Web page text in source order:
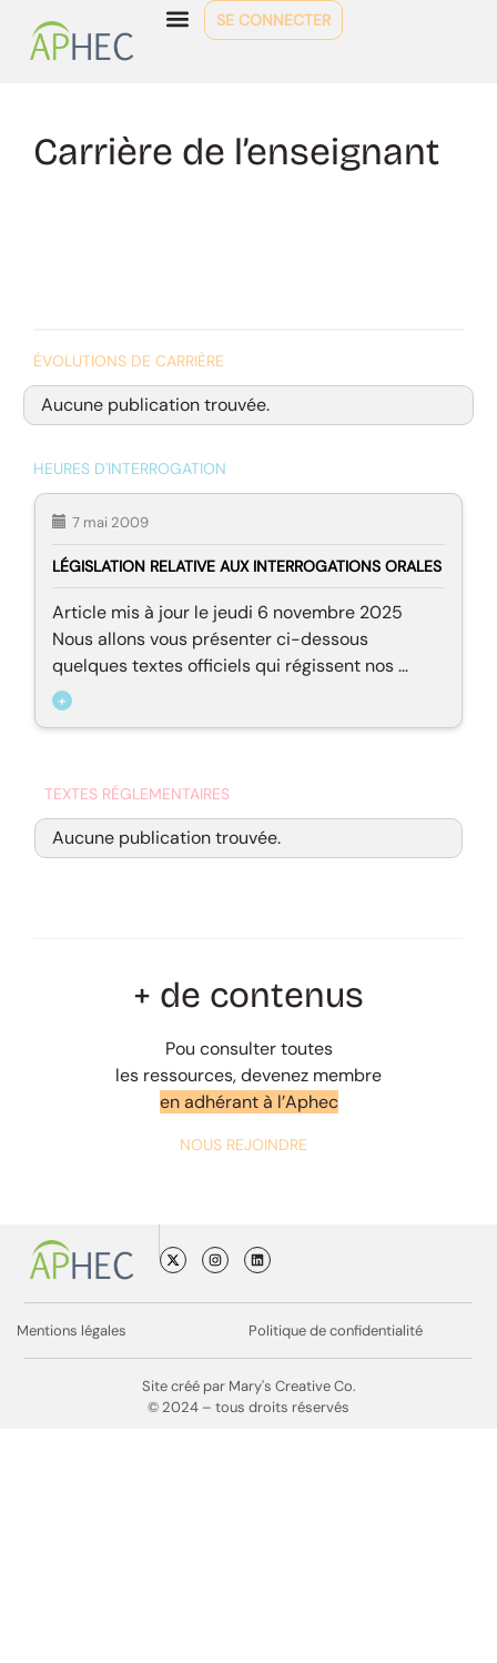
SE CONNECTER
Carrière de l’enseignant
ÉVOLUTIONS DE CARRIÈRE
Aucune publication trouvée.
HEURES D'INTERROGATION
7 mai 2009
LÉGISLATION RELATIVE AUX INTERROGATIONS ORALES
Article mis à jour le jeudi 6 novembre 2025
Nous allons vous présenter ci-dessous
quelques textes officiels qui régissent nos ...
+
TEXTES RÉGLEMENTAIRES
Aucune publication trouvée.
+ de contenus
NOUS REJOINDRE
Pou consulter toutes
les ressources, devenez membre
en adhérant à l’Aphec
Mentions légales Politique de confidentialité
Site créé par Mary's Creative Co.
© 2024 – tous droits réservés